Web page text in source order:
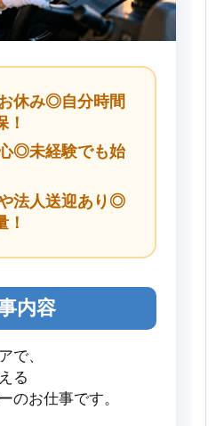
休み◎自分時間
！
◎未経験でも始
法人送迎あり◎
！
内容
で、
る
のお仕事です。